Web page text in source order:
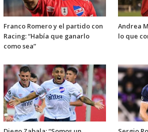
Franco Romero y el partido con
Racing: “Había que ganarlo
como sea”
Andrea
lo que